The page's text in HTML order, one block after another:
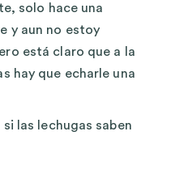
solo hace una
y aun no estoy
está claro que a la
hay que echarle una
las lechugas saben